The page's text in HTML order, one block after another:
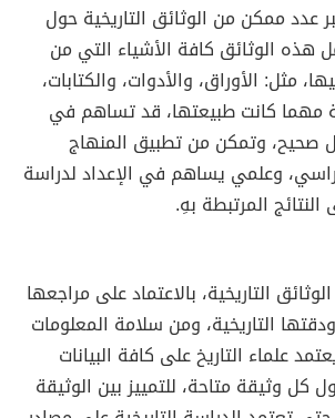
عدد ممكن من الوثائق التاريخية حول
الوثائق كافة الأشياء التي من
مثل: الأوراق، والأدوات، والكتابات،
مهما كانت طبيعتها، قد تساهم في
صحيح، وتمكن من تطبيق المنهاج
وعلمي يساهم في الإعداد لدراسة
النتائج المرتبطة بهِ.
التاريخية، بالاعتماد على مراجعها
التاريخية، ومن سلامة المعلومات
علماء التاريخ على كافة البيانات
كل وثيقة متاحة، للتمييز بين الوثيقة